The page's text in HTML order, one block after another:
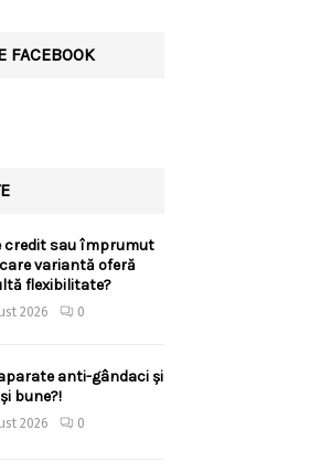
FACEBOOK
credit sau împrumut
variantă oferă
flexibilitate?
2026 0
anti-gândaci și
bune?!
2026 0